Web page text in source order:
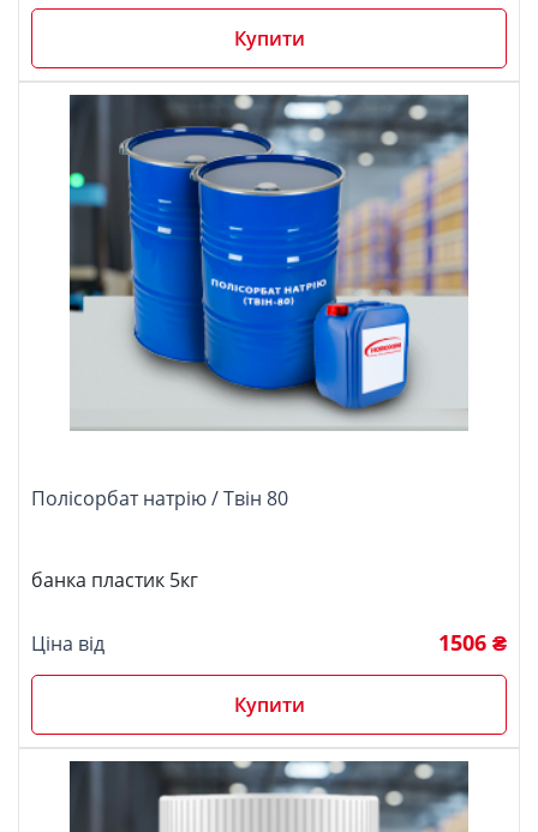
Купити
Полісорбат натрію / Твін 80
банка пластик 5кг
Ціна від 1506 ₴
Купити